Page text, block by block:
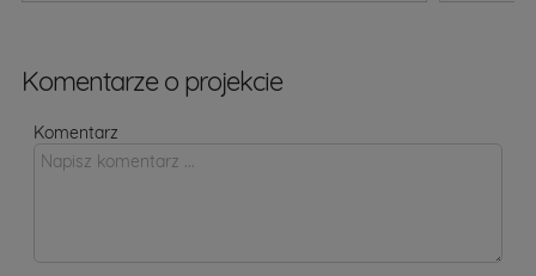
Komentarze o projekcie
Komentarz